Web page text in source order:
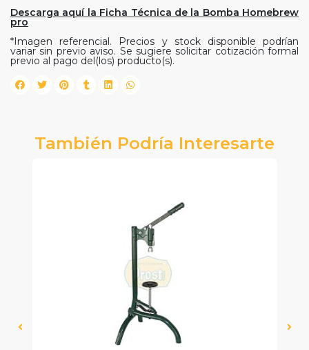
Descarga aquí la Ficha Técnica de la Bomba Homebrew
pro
*Imagen referencial. Precios y stock disponible podrían
variar sin previo aviso. Se sugiere solicitar cotización formal
previo al pago del(los) producto(s).
También Podría Interesarte